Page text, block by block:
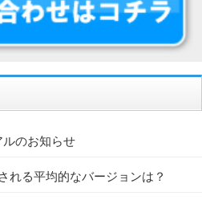
のお知らせ
れる平均的なバージョンは？